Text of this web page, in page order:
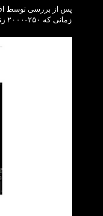
زمانی که ۲۵۰-۲۰۰۰ زندانی طالبان در حین انتقال از قندوز به شبرغان در کانتبنر های فلزی گلوله خوردند/خفه شدند.